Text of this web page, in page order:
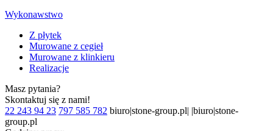
Wykonawstwo
Z płytek
Murowane z cegieł
Murowane z klinkieru
Realizacje
Masz pytania?
Skontaktuj się z nami!
22 243 94 23 797 585 782 biuro|stone-group.pl| |biuro|stone-
group.pl